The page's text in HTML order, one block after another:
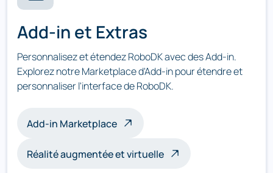
Add-in et Extras
Personnalisez et étendez RoboDK avec des Add-in.
Explorez notre Marketplace d'Add-in pour étendre et
personnaliser l'interface de RoboDK.
Add-in Marketplace
Réalité augmentée et virtuelle